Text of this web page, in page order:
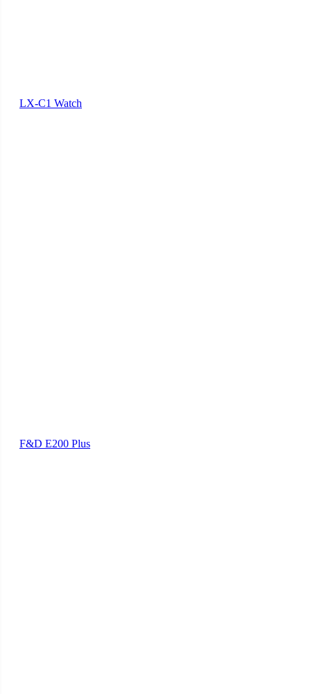
LX-C1 Watch
F&D E200 Plus